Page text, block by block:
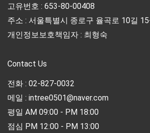
고유번호 : 653-80-00408
주소 : 서울특별시 종로구 율곡로 10길
개인정보보호책임자 : 최형숙
Contact Us
전화 : 02-827-0032
메일 : intree0501@naver.com
평일 AM 09:00 - PM 18:00
점심 PM 12:00 - PM 13:00